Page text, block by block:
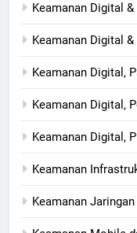
Keamanan Digital &
Keamanan Digital
Keamanan Digital,
Keamanan Digital,
Keamanan Digital,
Keamanan
Keamanan